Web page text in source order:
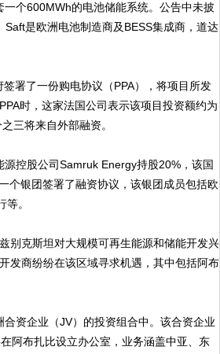
个600MWh的电池储能系统。公告中未披
是欧洲电池制造商及BESS集成商，道达
署了一份购电协议（PPA），将项目所发
时，这家法国公司表示该项目投资额约为
三将来自外部融资。
控股公司Samruk Energy持股20%，该国
个银团签署了融资协议，该银团成员包括欧
。
克斯坦对大规模可再生能源和储能开发兴
发商纷纷在该区域寻求机遇，其中包括阿布
资企业（JV）的投资组合中。该合资企业
阿布扎比设立办公室，业务涵盖中亚、东